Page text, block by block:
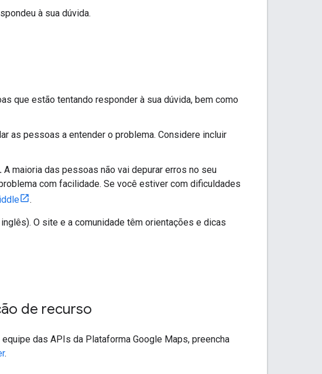
à sua dúvida.
que estão tentando responder à sua dúvida, bem como
as pessoas a entender o problema. Considere incluir
A maioria das pessoas não vai depurar erros no seu
com facilidade. Se você estiver com dificuldades
.
O site e a comunidade têm orientações e dicas
de recurso
das APIs da Plataforma Google Maps, preencha
.